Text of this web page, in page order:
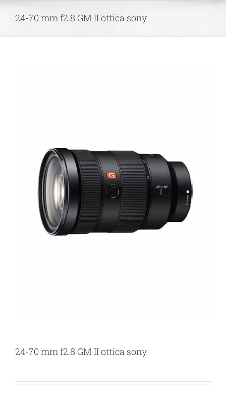
24-70 mm f2.8 GM II ottica sony
24-70 mm f2.8 GM II ottica sony